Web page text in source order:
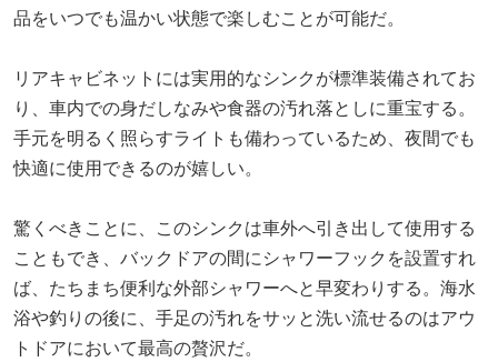
品をいつでも温かい状態で楽しむことが可能だ。
リアキャビネットには実用的なシンクが標準装備されてお
り、車内での身だしなみや食器の汚れ落としに重宝する。
手元を明るく照らすライトも備わっているため、夜間でも
快適に使用できるのが嬉しい。
驚くべきことに、このシンクは車外へ引き出して使用する
こともでき、バックドアの間にシャワーフックを設置すれ
ば、たちまち便利な外部シャワーへと早変わりする。海水
浴や釣りの後に、手足の汚れをサッと洗い流せるのはアウ
トドアにおいて最高の贅沢だ。